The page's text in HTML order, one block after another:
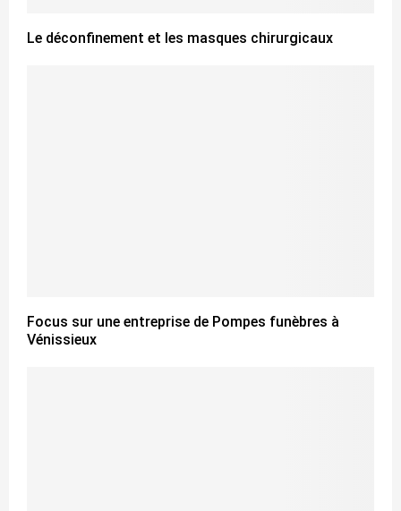
Le déconfinement et les masques chirurgicaux
Focus sur une entreprise de Pompes funèbres à
Vénissieux